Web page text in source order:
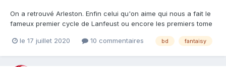
On a retrouvé Arleston. Enfin celui qu'on aime qui nous a fait le
fameux premier cycle de Lanfeust ou encore les premiers tome
une présentation des personnages pas très originale tout
le 17 juillet 2020 10 commentaires bd fantaisy